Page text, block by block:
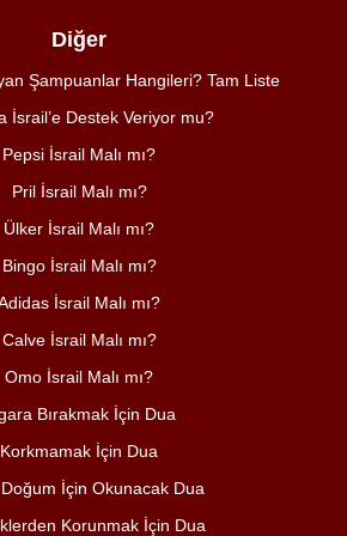
Diğer
Şampuanlar Hangileri? Tam Liste
İsrail’e Destek Veriyor mu?
Pepsi İsrail Malı mı?
Pril İsrail Malı mı?
Ülker İsrail Malı mı?
Bingo İsrail Malı mı?
İsrail Malı mı?
Calve İsrail Malı mı?
Omo İsrail Malı mı?
Bırakmak İçin Dua
Korkmamak İçin Dua
İçin Okunacak Dua
Korunmak İçin Dua